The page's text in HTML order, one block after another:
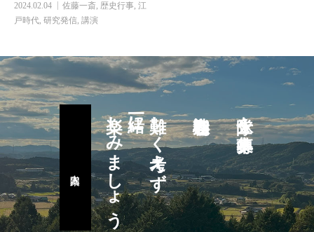
2024.02.04 佐藤一斎, 歴史行事, 江
戸時代, 研究発信, 講演
隊士を募集中
難しく考えず
一緒に
楽しみましょう